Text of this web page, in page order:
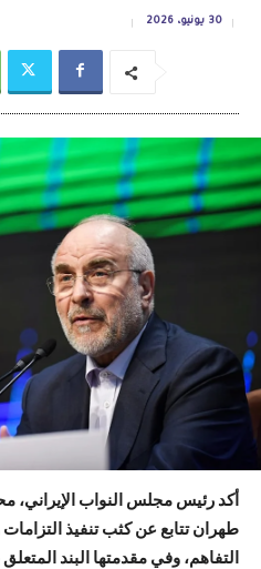
30 يونيو، 2026
أكد رئيس مجلس النواب الإيراني،
طهران تتابع عن كثب تنفيذ
التفاهم، وفي مقدمتها البند